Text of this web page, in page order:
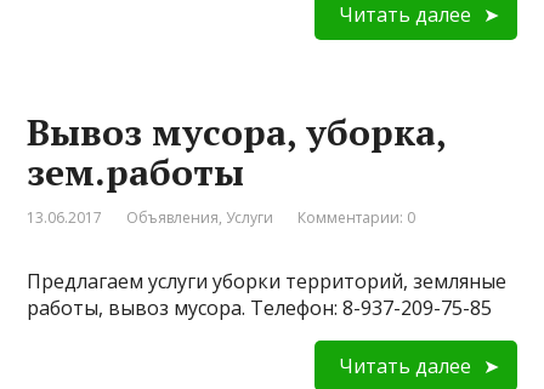
Читать далее
Вывоз мусора, уборка,
зем.работы
13.06.2017 Объявления, Услуги Комментарии: 0
Предлагаем услуги уборки территорий, земляные
работы, вывоз мусора. Телефон: 8-937-209-75-85
Читать далее